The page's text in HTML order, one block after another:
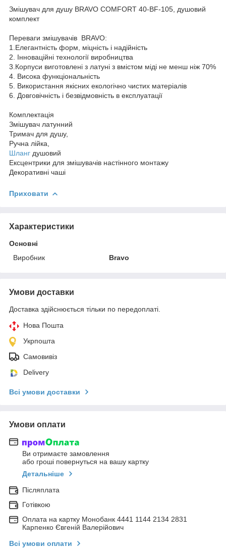
Змішувач для душу BRAVO COMFORT 40-BF-105, душовий
комплект
Переваги змішувачів BRAVO:
1.Елегантність форм, міцність і надійність
2. Інноваційні технології виробництва
3.Корпуси виготовлені з латуні з вмістом міді не менш ніж 70%
4. Висока функціональність
5. Використання якісних екологічно чистих матеріалів
6. Довговічність і безвідмовність в експлуатації
Комплектація
Змішувач латунний
Тримач для душу,
Ручна лійка,
Шланг душовий
Ексцентрики для змішувачів настінного монтажу
Декоративні чаші
Приховати
Характеристики
Основні
Виробник
Bravo
Умови доставки
Доставка здійснюється тільки по передоплаті.
Нова Пошта
Укрпошта
Самовивіз
Delivery
Всі умови доставки
Умови оплати
Ви отримаєте замовлення
або гроші повернуться на вашу картку
Детальніше
Післяплата
Готівкою
Оплата на картку Монобанк 4441 1144 2134 2831
Карпенко Євгеній Валерійович
Всі умови оплати